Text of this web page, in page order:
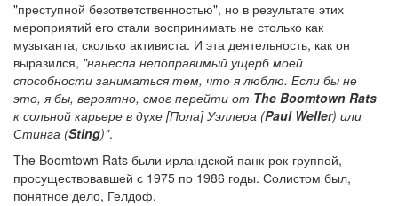
"преступной безответственностью", но в результате этих
мероприятий его стали воспринимать не столько как
музыканта, сколько активиста. И эта деятельность, как он
выразился, "нанесла непоправимый ущерб моей
способности заниматься тем, что я люблю. Если бы не
это, я бы, вероятно, смог перейти от The Boomtown Rats
к сольной карьере в духе [Пола] Уэллера (Paul Weller) или
Стинга (Sting)".
The Boomtown Rats были ирландской панк-рок-группой,
просуществовавшей с 1975 по 1986 годы. Солистом был,
понятное дело, Гелдоф.